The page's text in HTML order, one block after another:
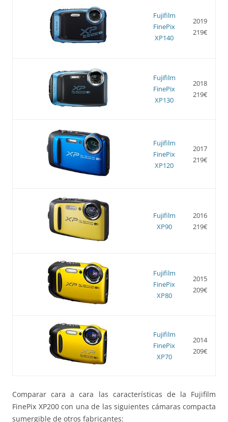
Fujifilm
FinePix
XP140
2019
219€
Fujifilm
FinePix
XP130
2018
219€
Fujifilm
FinePix
XP120
2017
219€
Fujifilm
XP90
2016
219€
Fujifilm
FinePix
XP80
2015
209€
Fujifilm
FinePix
XP70
2014
209€
Comparar cara a cara las características de la Fujifilm
FinePix XP200 con una de las siguientes cámaras compacta
sumergible de otros fabricantes: